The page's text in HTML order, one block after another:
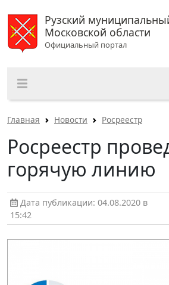
Рузский
Московской области
Официальный портал
Главная Новости Росреестр
Росреестр
горячую линию
Дата публикации: 04.08.2020 в
15:42